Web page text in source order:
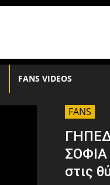
FANS VIDEOS
FANS
ΣΟΦΙΑ
στις